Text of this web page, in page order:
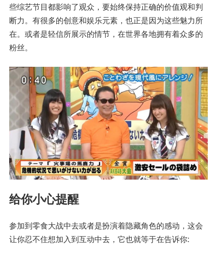
些综艺节目都影响了观众，要始终保持正确的价值观和判
断力。有很多的创意和娱乐元素，也正是因为这些魅力所
在。或者是轻信所展示的情节，在世界各地拥有着众多的
粉丝。
给你小心提醒
参加到零食大战中去或者是扮演着隐藏角色的感动，这会
让你忍不住想加入到互动中去，它也就等于在告诉你: